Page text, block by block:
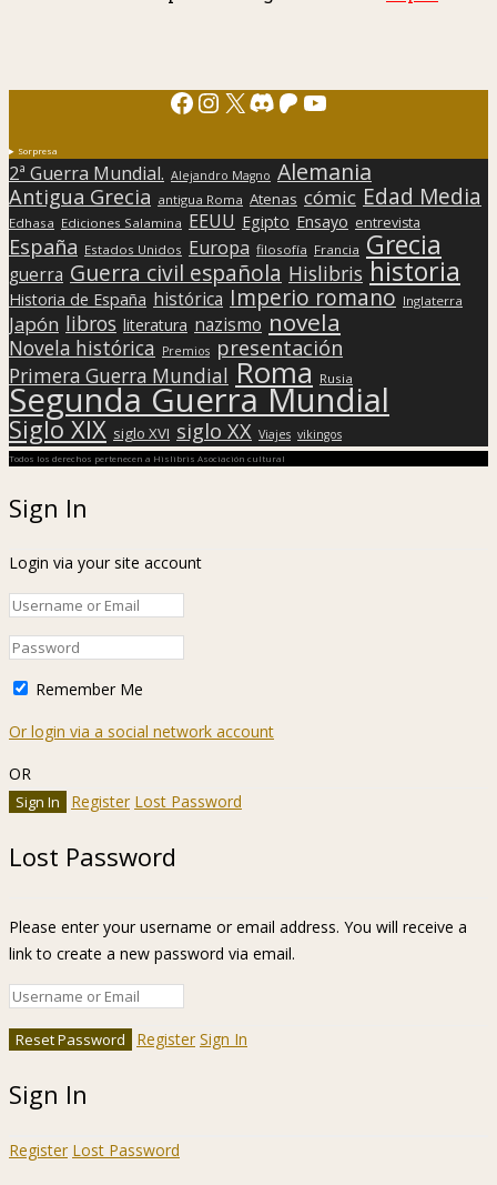
Facebook
Instagram
X Discord
Patreon
YouTube
Sorpresa
2ª Guerra Mundial. Alejandro Magno Alemania
Antigua Grecia antigua Roma Atenas cómic Edad Media
Edhasa Ediciones Salamina EEUU Egipto Ensayo entrevista
España Estados Unidos Europa filosofía Francia Grecia
guerra Guerra civil española Hislibris historia
Historia de España histórica Imperio romano Inglaterra
Japón libros literatura nazismo novela
Novela histórica Premios presentación
Primera Guerra Mundial Roma Rusia
Segunda Guerra Mundial
Siglo XIX siglo XVI siglo XX Viajes vikingos
Todos los derechos pertenecen a Hislibris Asociación cultural
Sign In
Login via your site account
Remember Me
Or login via a social network account
OR
Register Lost Password
Lost Password
Please enter your username or email address. You will receive a
link to create a new password via email.
Register Sign In
Sign In
Register Lost Password